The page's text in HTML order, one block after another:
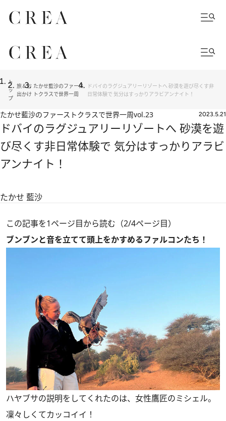
ト
ッ
プ
旅＆お
出かけ
たかせ藍沙のファース
トクラスで世界一周
ドバイのラグジュアリーリゾートへ 砂漠を遊び尽くす非
日常体験で 気分はすっかりアラビアンナイト！
たかせ藍沙のファーストクラスで世界一周vol.23 2023.5.21
ドバイのラグジュアリーリゾートへ 砂漠を遊
び尽くす非日常体験で 気分はすっかりアラビ
アンナイト！
たかせ 藍沙
この記事を1ページ目から読む（2/4ページ目）
ブンブンと音を立てて頭上をかすめるファルコンたち！
ハヤブサの説明をしてくれたのは、女性鷹匠のミシェル。
凜々しくてカッコイイ！